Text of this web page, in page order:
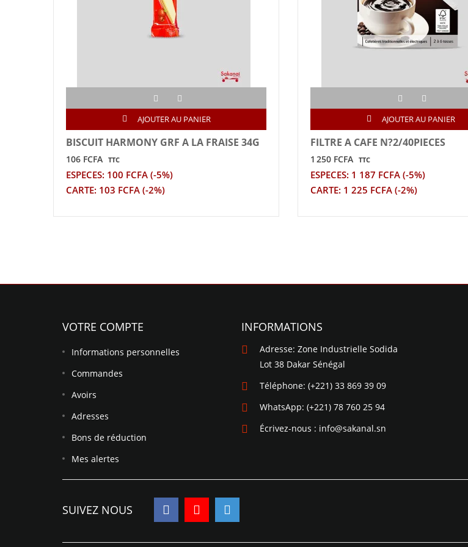
AJOUTER AU PANIER
BISCUIT HARMONY GRF A LA FRAISE 34G
106 FCFA TTC
ESPECES: 100 FCFA (-5%)
CARTE: 103 FCFA (-2%)
AJOUTER AU PANIER
FILTRE A CAFE N?2/40PIECES
1 250 FCFA TTC
ESPECES: 1 187 FCFA (-5%)
CARTE: 1 225 FCFA (-2%)
VOTRE COMPTE
Informations personnelles
Commandes
Avoirs
Adresses
Bons de réduction
Mes alertes
INFORMATIONS
Adresse: Zone Industrielle Sodida
Lot 38 Dakar Sénégal
Téléphone: (+221) 33 869 39 09
WhatsApp: (+221) 78 760 25 94
Écrivez-nous : info@sakanal.sn
SUIVEZ NOUS